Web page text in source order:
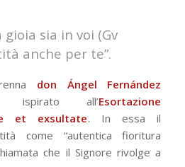
gioia sia in voi (Gv
anche per te”.
don Ángel Fernández
all’Esortazione
et exsultate. In essa il
come “autentica fioritura
che il Signore rivolge a